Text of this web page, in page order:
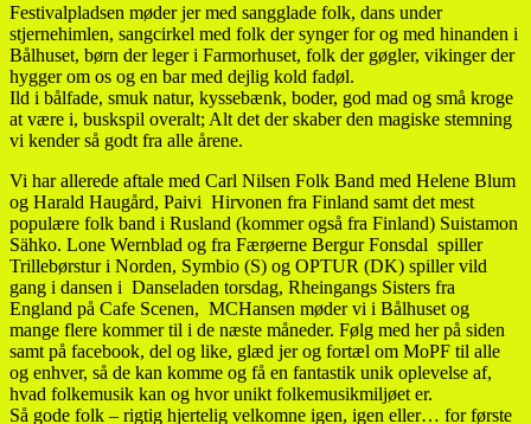
Festivalpladsen møder jer med sangglade folk, dans under
stjernehimlen, sangcirkel med folk der synger for og med hinanden i
Bålhuset, børn der leger i Farmorhuset, folk der gøgler, vikinger der
hygger om os og en bar med dejlig kold fadøl.
Ild i bålfade, smuk natur, kyssebænk, boder, god mad og små kroge
at være i, buskspil overalt; Alt det der skaber den magiske stemning
vi kender så godt fra alle årene.
Vi har allerede aftale med Carl Nilsen Folk Band med Helene Blum
og Harald Haugård, Paivi Hirvonen fra Finland samt det mest
populære folk band i Rusland (kommer også fra Finland) Suistamon
Sähko. Lone Wernblad og fra Færøerne Bergur Fonsdal spiller
Trillebørstur i Norden, Symbio (S) og OPTUR (DK) spiller vild
gang i dansen i Danseladen torsdag, Rheingangs Sisters fra
England på Cafe Scenen, MCHansen møder vi i Bålhuset og
mange flere kommer til i de næste måneder. Følg med her på siden
samt på facebook, del og like, glæd jer og fortæl om MoPF til alle
og enhver, så de kan komme og få en fantastik unik oplevelse af,
hvad folkemusik kan og hvor unikt folkemusikmiljøet er.
Så gode folk – rigtig hjertelig velkomne igen, igen eller… for første